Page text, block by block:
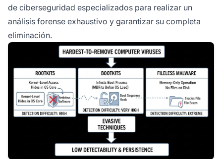
de ciberseguridad especializados para realizar un
análisis forense exhaustivo y garantizar su completa
eliminación.